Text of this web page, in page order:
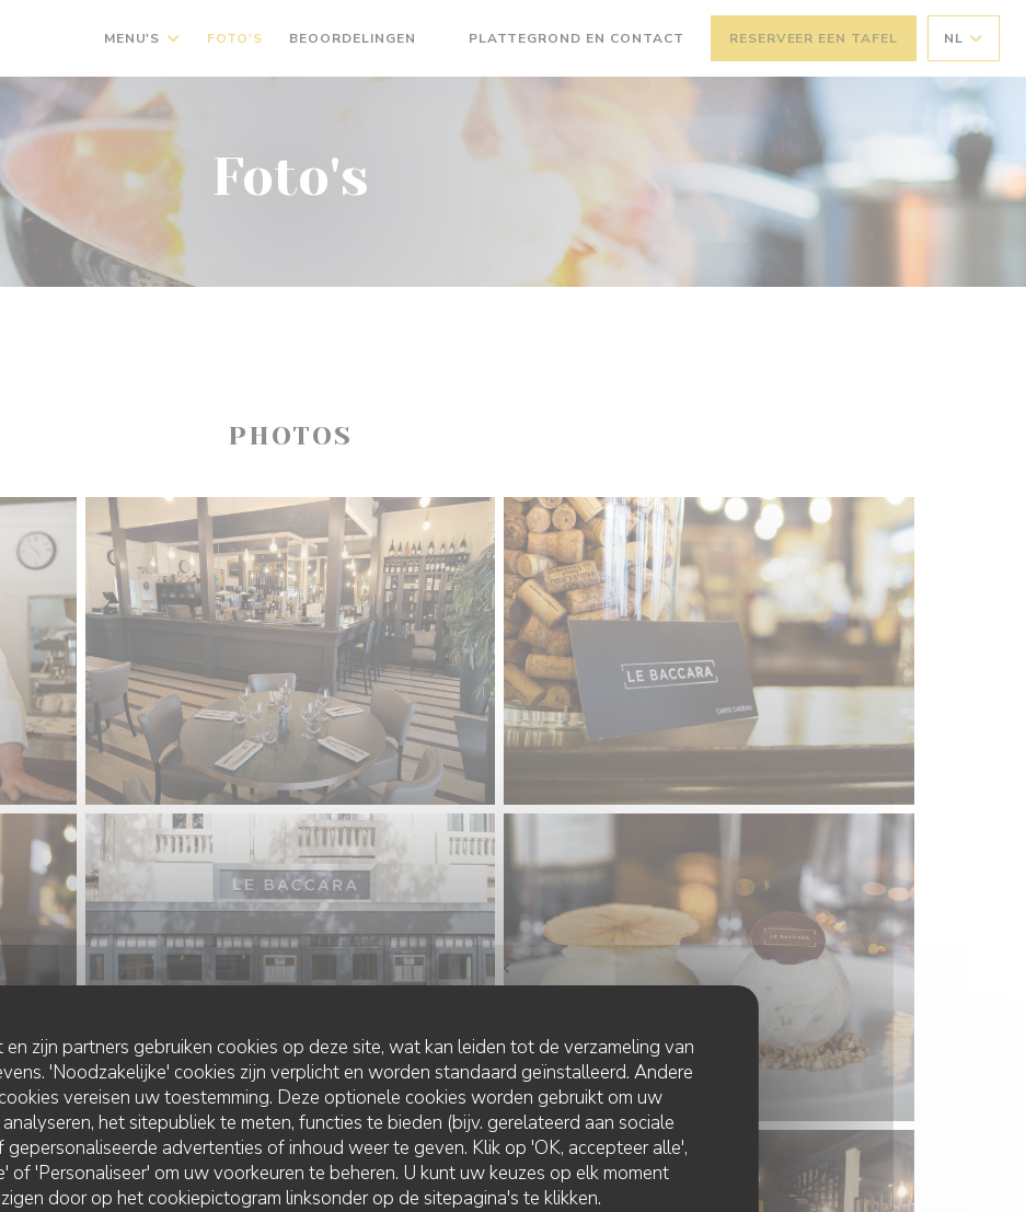
zijn partners gebruiken cookies op deze site, wat kan leiden tot de verzameling van
'Noodzakelijke' cookies zijn verplicht en worden standaard geïnstalleerd. Andere
vereisen uw toestemming. Deze optionele cookies worden gebruikt om uw
het sitepubliek te meten, functies te bieden (bijv. gerelateerd aan sociale
gepersonaliseerde advertenties of inhoud weer te geven. Klik op 'OK, accepteer alle',
of 'Personaliseer' om uw voorkeuren te beheren. U kunt uw keuzes op elk moment
door op het cookiepictogram linksonder op de sitepagina's te klikken.
MENU'S FOTO'S BEOORDELINGEN PLATTEGROND EN CONTACT RESERVEER EEN TAFEL NL
Foto's
PHOTOS